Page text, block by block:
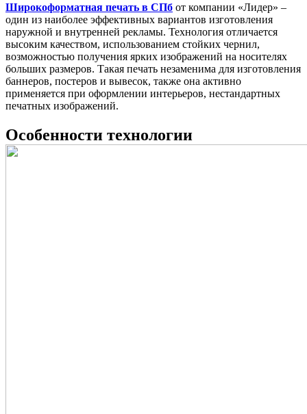
Широкоформатная печать в СПб от компании «Лидер» –
один из наиболее эффективных вариантов изготовления
наружной и внутренней рекламы. Технология отличается
высоким качеством, использованием стойких чернил,
возможностью получения ярких изображений на носителях
больших размеров. Такая печать незаменима для изготовления
баннеров, постеров и вывесок, также она активно
применяется при оформлении интерьеров, нестандартных
печатных изображений.
Особенности технологии